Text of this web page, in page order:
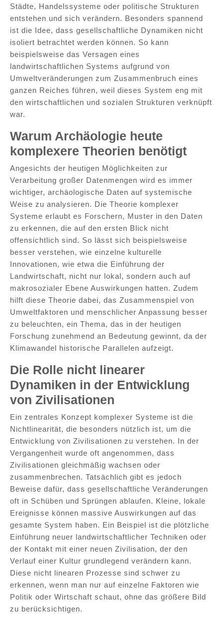
Städte, Handelssysteme oder politische Strukturen
entstehen und sich verändern. Besonders spannend
ist die Idee, dass gesellschaftliche Dynamiken nicht
isoliert betrachtet werden können. So kann
beispielsweise das Versagen eines
landwirtschaftlichen Systems aufgrund von
Umweltveränderungen zum Zusammenbruch eines
ganzen Reiches führen, weil dieses System eng mit
den wirtschaftlichen und sozialen Strukturen verknüpft
war.
Warum Archäologie heute
komplexere Theorien benötigt
Angesichts der heutigen Möglichkeiten zur
Verarbeitung großer Datenmengen wird es immer
wichtiger, archäologische Daten auf systemische
Weise zu analysieren. Die Theorie komplexer
Systeme erlaubt es Forschern, Muster in den Daten
zu erkennen, die auf den ersten Blick nicht
offensichtlich sind. So lässt sich beispielsweise
besser verstehen, wie einzelne kulturelle
Innovationen, wie etwa die Einführung der
Landwirtschaft, nicht nur lokal, sondern auch auf
makrosozialer Ebene Auswirkungen hatten. Zudem
hilft diese Theorie dabei, das Zusammenspiel von
Umweltfaktoren und menschlicher Anpassung besser
zu beleuchten, ein Thema, das in der heutigen
Forschung zunehmend an Bedeutung gewinnt, da der
Klimawandel historische Parallelen aufzeigt.
Die Rolle nicht linearer
Dynamiken in der Entwicklung
von Zivilisationen
Ein zentrales Konzept komplexer Systeme ist die
Nichtlinearität, die besonders nützlich ist, um die
Entwicklung von Zivilisationen zu verstehen. In der
Vergangenheit wurde oft angenommen, dass
Zivilisationen gleichmäßig wachsen oder
zusammenbrechen. Tatsächlich gibt es jedoch
Beweise dafür, dass gesellschaftliche Veränderungen
oft in Schüben und Sprüngen ablaufen. Kleine, lokale
Ereignisse können massive Auswirkungen auf das
gesamte System haben. Ein Beispiel ist die plötzliche
Einführung neuer landwirtschaftlicher Techniken oder
der Kontakt mit einer neuen Zivilisation, der den
Verlauf einer Kultur grundlegend verändern kann.
Diese nicht linearen Prozesse sind schwer zu
erkennen, wenn man nur auf einzelne Faktoren wie
Politik oder Wirtschaft schaut, ohne das größere Bild
zu berücksichtigen.